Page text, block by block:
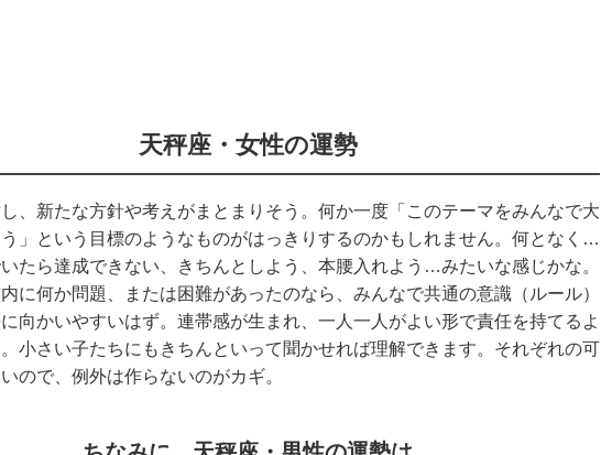
天秤座・女性の運勢
、新たな方針や考えがまとまりそう。何か一度「このテーマをみんなで大
」という目標のようなものがはっきりするのかもしれません。何となく…
たら達成できない、きちんとしよう、本腰入れよう…みたいな感じかな。
に何か問題、または困難があったのなら、みんなで共通の意識（ルール）
向かいやすいはず。連帯感が生まれ、一人一人がよい形で責任を持てるよ
小さい子たちにもきちんといって聞かせれば理解できます。それぞれの可
ので、例外は作らないのがカギ。